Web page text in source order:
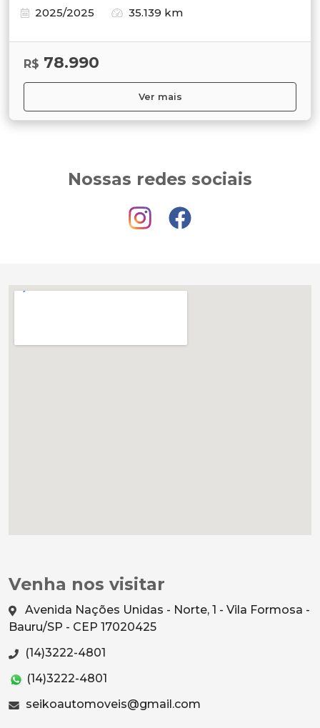
2025/2025
35.139 km
R$ 78.990
Ver mais
Nossas redes sociais
Venha nos visitar
Avenida Nações Unidas - Norte, 1 - Vila Formosa -
Bauru/SP - CEP 17020425
(14)3222-4801
(14)3222-4801
seikoautomoveis@gmail.com